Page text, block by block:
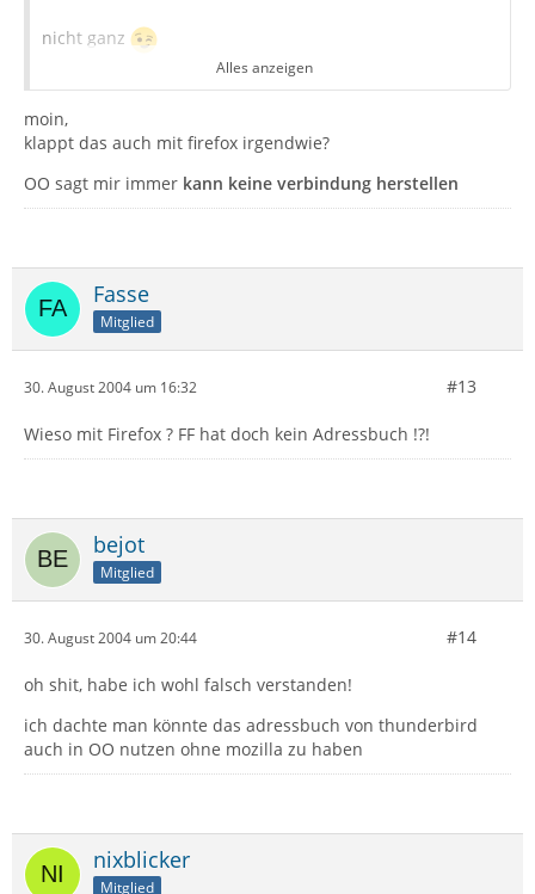
nicht ganz
Du must nur unter OpenOffice so vorgehen:
Datei, Autopilot, Adressdatenquelle, Mozilla/Netscape
und weiter, Collected Adresses anklicken (oder das
andere) und weiter, Einen Titel angeben und
dass man mit F4 ans Adressbuch kommt (was dann auch
funktioniert
OpenOffice 1.1.1 - Deutsch
Gruss
Alles anzeigen
moin,
klappt das auch mit firefox irgendwie?
OO sagt mir immer kann keine verbindung herstellen
Fasse
Mitglied
30. August 2004 um 16:32 #13
Wieso mit Firefox ? FF hat doch kein Adressbuch !?!
bejot
Mitglied
30. August 2004 um 20:44 #14
oh shit, habe ich wohl falsch verstanden!
ich dachte man könnte das adressbuch von thunderbird
auch in OO nutzen ohne mozilla zu haben
nixblicker
Mitglied